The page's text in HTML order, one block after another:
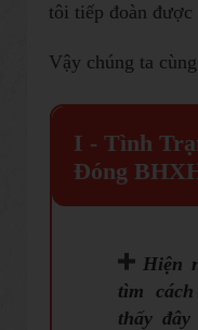
tôi tiếp đoàn được
Vậy chúng ta
I - Tình
Đóng
Hiện
tìm
thấy